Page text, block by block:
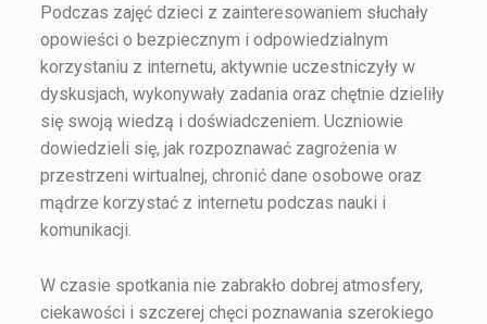
Podczas zajęć dzieci z zainteresowaniem słuchały
opowieści o bezpiecznym i odpowiedzialnym
korzystaniu z internetu, aktywnie uczestniczyły w
dyskusjach, wykonywały zadania oraz chętnie dzieliły
się swoją wiedzą i doświadczeniem. Uczniowie
dowiedzieli się, jak rozpoznawać zagrożenia w
przestrzeni wirtualnej, chronić dane osobowe oraz
mądrze korzystać z internetu podczas nauki i
komunikacji.
W czasie spotkania nie zabrakło dobrej atmosfery,
ciekawości i szczerej chęci poznawania szerokiego